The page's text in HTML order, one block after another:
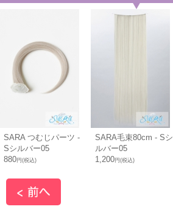
SARA つむじパーツ -
Sシルバー05
880円(税込)
SARA毛束80cm - Sシ
ルバー05
1,200円(税込)